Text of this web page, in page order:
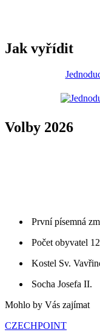
Jak vyřídit
Volby 2026
První písemná
Počet obyvatel
Kostel Sv.
Socha Josefa II.
Mohlo by Vás zajímat
CZECHPOINT